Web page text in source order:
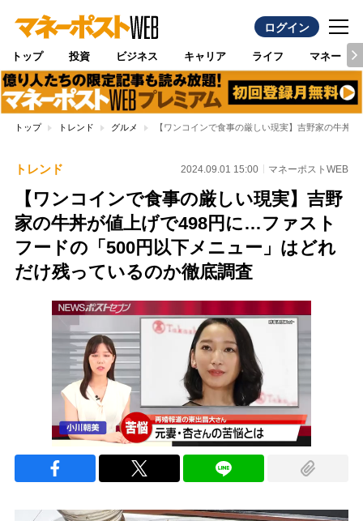
ログイン
トップ 投資 ビジネス キャリア ライフ マネー
トップ トレンド グルメ 【ワンコインで食事の厳しい現実】吉野家の牛丼
トレンド 2024.09.01 15:00 マネーポストWEB
【ワンコインで食事の厳しい現実】吉野
家の牛丼が値上げで498円に…ファスト
フードの「500円以下メニュー」はどれ
だけ残っているのか徹底調査